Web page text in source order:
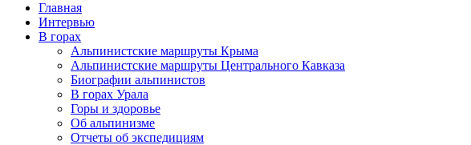
Главная
Интервью
В горах
Альпинистские маршруты Крыма
Альпинистские маршруты Центрального Кавказа
Биографии альпинистов
В горах Урала
Горы и здоровье
Об альпинизме
Отчеты об экспедициям